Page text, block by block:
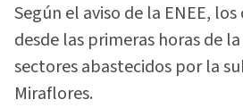
Según el aviso de la ENEE,
desde las primeras horas de
sectores abastecidos por la
Miraflores.